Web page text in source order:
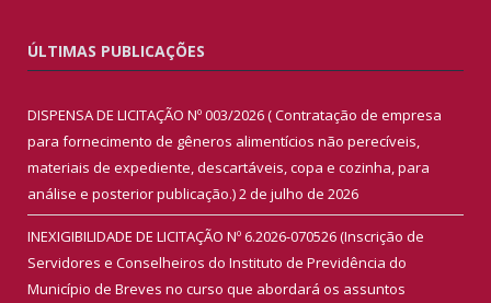
ÚLTIMAS PUBLICAÇÕES
DISPENSA DE LICITAÇÃO Nº 003/2026 ( Contratação de empresa
para fornecimento de gêneros alimentícios não perecíveis,
materiais de expediente, descartáveis, copa e cozinha, para
análise e posterior publicação.)2 de julho de 2026
INEXIGIBILIDADE DE LICITAÇÃO Nº 6.2026-070526 (Inscrição de
Servidores e Conselheiros do Instituto de Previdência do
Município de Breves no curso que abordará os assuntos